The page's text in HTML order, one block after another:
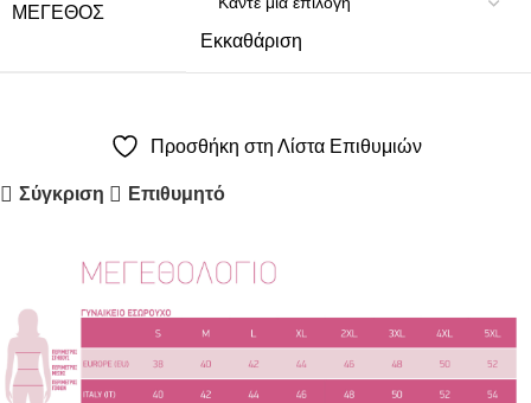
ΜΈΓΕΘΟΣ
Εκκαθάριση
Προσθήκη στη Λίστα Επιθυμιών
Σύγκριση Επιθυμητό